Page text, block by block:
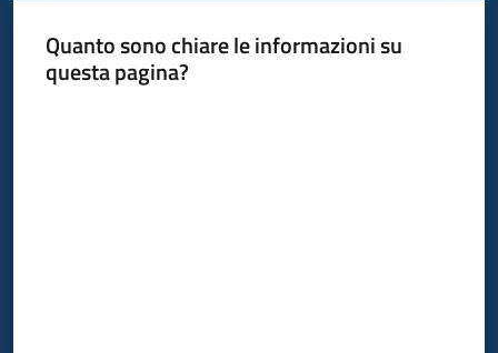
Quanto sono chiare le informazioni su
questa pagina?